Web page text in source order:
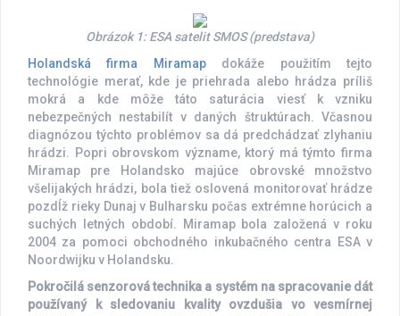
Obrázok 1: ESA satelit SMOS (predstava)
Holandská firma Miramapdokáže použitím tejto
technológie merať, kde je priehrada alebo hrádza príliš
mokrá a kde môže táto saturácia viesť k vzniku
nebezpečných nestabilít v daných štruktúrach. Včasnou
diagnózou týchto problémov sa dá predchádzať zlyhaniu
hrádzi. Popri obrovskom význame, ktorý má týmto firma
Miramap pre Holandsko majúce obrovské množstvo
všelijakých hrádzi, bola tiež oslovená monitorovať hrádze
pozdĺž rieky Dunaj v Bulharsku počas extrémne horúcich a
suchých letných období. Miramap bola založená v roku
2004 za pomoci obchodného inkubačného centra ESA v
Noordwijku v Holandsku.
Pokročilá senzorová technika a systém na spracovanie dát
používaný k sledovaniu kvality ovzdušia vo vesmírnej